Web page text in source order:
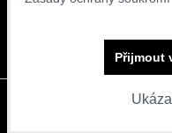
Předvolby
Přijmout